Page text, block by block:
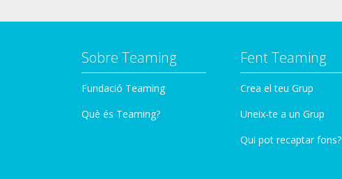
Sobre Teaming
Fundació Teaming
Què és Teaming?
Fent Teaming
Crea el teu Grup
Uneix-te a un Grup
Qui pot recaptar fons?